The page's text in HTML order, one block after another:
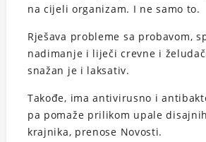
na cijeli organizam. I ne samo to.
Rješava probleme sa probavom,
nadimanje i liječi crevne i
snažan je i laksativ.
Takođe, ima antivirusno i
pa pomaže prilikom upale
krajnika, prenose Novosti.